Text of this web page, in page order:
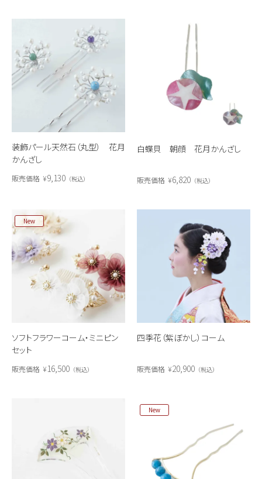
装飾パール天然石（丸型） 花月
かんざし
販売価格 ¥9,130 税込
白蝶貝 朝顔 花月かんざし
販売価格 ¥6,820 税込
ソフトフラワーコーム・ミニピン
セット
New
販売価格 ¥16,500 税込
四季花（紫ぼかし）コーム
販売価格 ¥20,900 税込
New